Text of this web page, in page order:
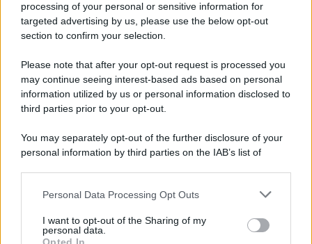
processing of your personal or sensitive information for
targeted advertising by us, please use the below opt-out
section to confirm your selection.
Please note that after your opt-out request is processed you
may continue seeing interest-based ads based on personal
information utilized by us or personal information disclosed to
third parties prior to your opt-out.
You may separately opt-out of the further disclosure of your
personal information by third parties on the IAB’s list of
This information may also be disclosed by us to third parties
disclose it to other third parties.
Personal Data Processing Opt Outs
I want to opt-out of the Sharing of my
personal data.
© 2026 - Pianeta Design - P.IVA 04827280654 - Testata
Registrata Al Tribunale Di Nocera Inferiore N. 8/2020 - RG N.
ISCRIZIONE AL ROC N. 35792 – ISCRITTA ALL’ANSO
(ASSOCIAZIONE NAZIONALE STAMPA ONLINE)
PREFERENZE PRIVACY